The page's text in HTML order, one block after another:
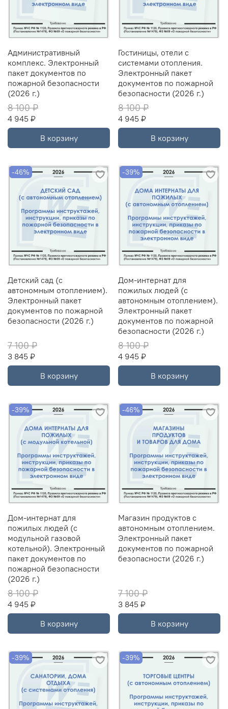
Административный
комплекс. Электронный
пакет документов по
пожарной безопасности
(2026 г.)
8 100 ₽
4 945 ₽
В корзину
Гостиницы, отели с
системами отопления.
Электронный пакет
документов по пожарной
безопасности (2026 г.)
8 100 ₽
4 945 ₽
В корзину
-46%
Детский сад (с
автономным отоплением).
Электронный пакет
документов по пожарной
безопасности (2026 г.)
7 100 ₽
3 845 ₽
В корзину
-39%
Дом-интернат для
пожилых людей (с
автономным отоплением).
Электронный пакет
документов по пожарной
безопасности (2026 г.)
8 100 ₽
4 945 ₽
В корзину
-39%
Дом-интернат для
пожилых людей (с
модульной газовой
котельной). Электронный
пакет документов по
пожарной безопасности
(2026 г.)
8 100 ₽
4 945 ₽
В корзину
-46%
Магазин продуктов с
автономным отоплением.
Электронный пакет
документов по пожарной
безопасности (2026 г.)
7 100 ₽
3 845 ₽
В корзину
-39% -39%